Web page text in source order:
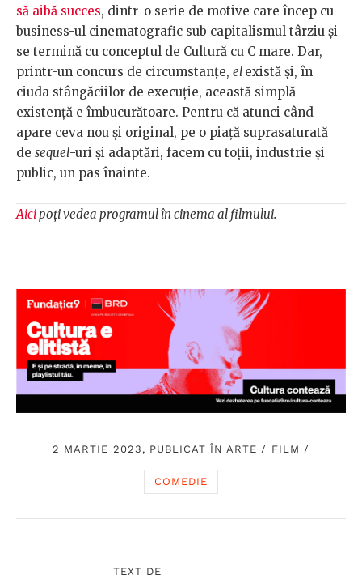
să aibă succes, dintr-o serie de motive care încep cu
business-ul cinematografic sub capitalismul târziu și
se termină cu conceptul de Cultură cu C mare. Dar,
printr-un concurs de circumstanțe, el există și, în
ciuda stângăciilor de execuție, această simplă
existență e îmbucurătoare. Pentru că atunci când
apare ceva nou și original, pe o piață suprasaturată
de sequel-uri și adaptări, facem cu toții, industrie și
public, un pas înainte.
Aicipoți vedea programul în cinema al filmului.
2 MARTIE 2023, PUBLICAT ÎN ARTE / FILM /
COMEDIE
TEXT DE